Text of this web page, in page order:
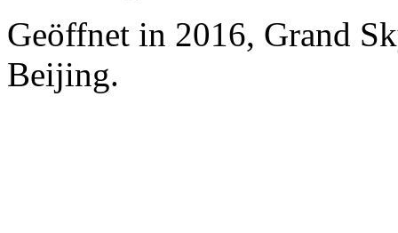
Geöffnet in 2016, Grand
Beijing.